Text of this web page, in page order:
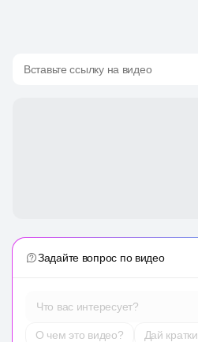
Вставьте ссылку на видео
Задайте вопрос по видео
Что вас интересует?
О чем это видео?
Дай